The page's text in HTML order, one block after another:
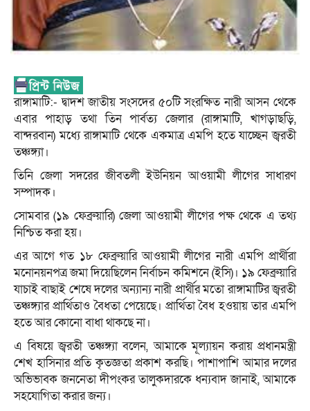
রাঙ্গামাটি:- দ্বাদশ জাতীয় সংসদের ৫০টি সংরক্ষিত নারী আসন থেকে
এবার পাহাড় তথা তিন পার্বত্য জেলার (রাঙ্গামাটি, খাগড়াছড়ি,
বান্দরবান) মধ্যে রাঙ্গামাটি থেকে একমাত্র এমপি হতে যাচ্ছেন জ্বরতী
তঞ্চঙ্গ্যা।
তিনি জেলা সদরের জীবতলী ইউনিয়ন আওয়ামী লীগের সাধারণ
সম্পাদক।
সোমবার (১৯ ফেব্রুয়ারি) জেলা আওয়ামী লীগের পক্ষ থেকে এ তথ্য
নিশ্চিত করা হয়।
এর আগে গত ১৮ ফেব্রুয়ারি আওয়ামী লীগের নারী এমপি প্রার্থীরা
মনোনয়নপত্র জমা দিয়েছিলেন নির্বাচন কমিশনে (ইসি)। ১৯ ফেব্রুয়ারি
যাচাই বাছাই শেষে দলের অন্যান্য নারী প্রার্থীর মতো রাঙ্গামাটির জ্বরতী
তঞ্চঙ্গ্যার প্রার্থিতাও বৈধতা পেয়েছে। প্রার্থিতা বৈধ হওয়ায় তার এমপি
হতে আর কোনো বাধা থাকছে না।
এ বিষয়ে জ্বরতী তঞ্চঙ্গ্যা বলেন, আমাকে মূল্যায়ন করায় প্রধানমন্ত্রী
শেখ হাসিনার প্রতি কৃতজ্ঞতা প্রকাশ করছি। পাশাপাশি আমার দলের
অভিভাবক জননেতা দীপংকর তালুকদারকে ধন্যবাদ জানাই, আমাকে
সহযোগিতা করার জন্য।